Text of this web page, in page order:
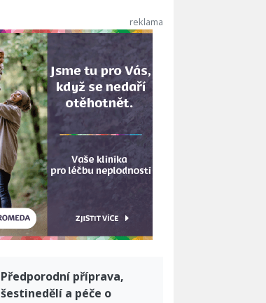
Předporodní příprava,
šestinedělí a péče o